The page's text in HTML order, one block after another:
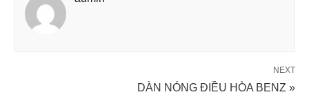
NEXT
DÀN NÓNG ĐIỀU HÒA BENZ »